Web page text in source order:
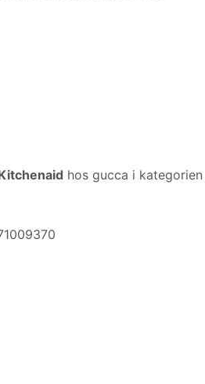
hos gucca i kategorien